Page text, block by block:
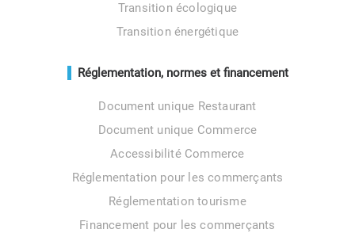
Transition écologique
Transition énergétique
Réglementation, normes et financement
Document unique Restaurant
Document unique Commerce
Accessibilité Commerce
Réglementation pour les commerçants
Réglementation tourisme
Financement pour les commerçants